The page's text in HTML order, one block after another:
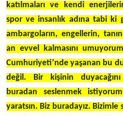
katılmaları ve kendi
spor ve insanlık adına tabi ki
ambargoların, engellerin,
an evvel kalmasını
Cumhuriyeti’nde yaşanan bu
değil. Bir kişinin
buradan seslenmek
yaratsın. Biz buradayız. Bizimle